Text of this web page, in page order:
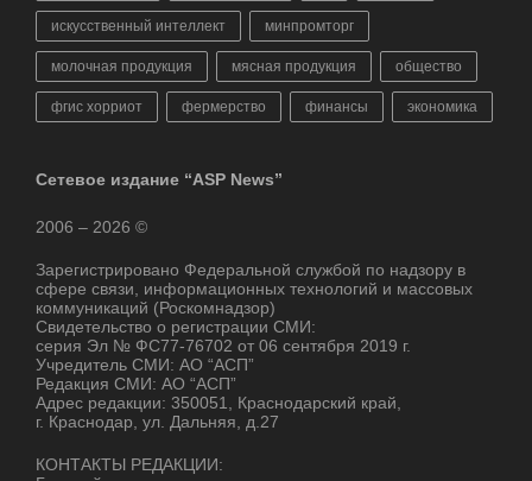
искусственный интеллект минпромторг
молочная продукция мясная продукция общество
фгис хорриот фермерство финансы экономика
Сетевое издание “ASP News”
2006 – 2026 ©
Зарегистрировано Федеральной службой по надзору в
сфере связи, информационных технологий и массовых
коммуникаций (Роскомнадзор)
Свидетельство о регистрации СМИ:
серия Эл № ФС77-76702 от 06 сентября 2019 г.
Учредитель СМИ: АО “АСП”
Редакция СМИ: АО “АСП”
Адрес редакции: 350051, Краснодарский край,
г. Краснодар, ул. Дальняя, д.27
КОНТАКТЫ РЕДАКЦИИ: